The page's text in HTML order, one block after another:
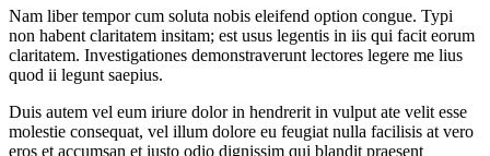
Tabs
Nam liber tempor cum soluta nobis eleifend option congue. Typi
non habent claritatem insitam; est usus legentis in iis qui facit eorum
claritatem. Investigationes demonstraverunt lectores legere me lius
quod ii legunt saepius.
Duis autem vel eum iriure dolor in hendrerit in vulput ate velit esse
molestie consequat, vel illum dolore eu feugiat nulla facilisis at vero
eros et accumsan et iusto odio dignissim qui blandit praesent